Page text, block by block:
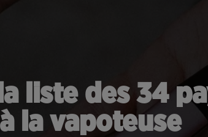
liste des 34
la vapoteuse